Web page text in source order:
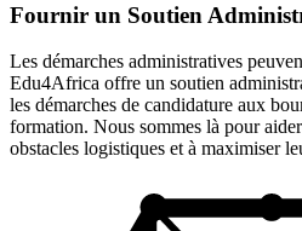
Fournir un Soutien
Les démarches administratives
Edu4Africa offre un soutien
les démarches de candidature aux
formation. Nous sommes là pour
obstacles logistiques et à maximiser